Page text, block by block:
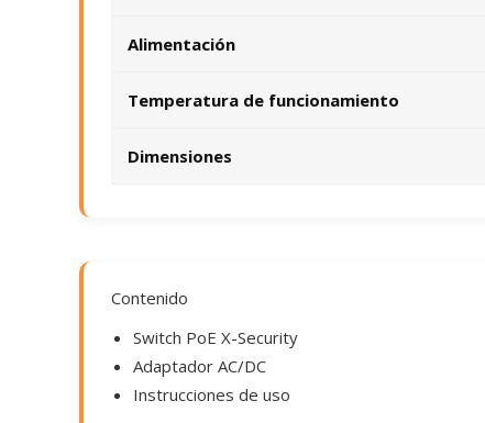
Alimentación
Temperatura de funcionamiento
Dimensiones
Contenido
Switch PoE X-Security
Adaptador AC/DC
Instrucciones de uso